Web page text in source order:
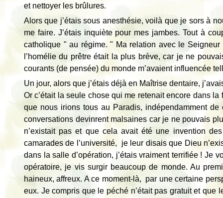
et nettoyer les brûlures.
Alors que j’étais sous anesthésie, voilà que je sors à
me faire. J’étais inquiète pour mes jambes. Tout à
catholique " au régime. " Ma relation avec le
l’homélie du prêtre était la plus brève, car je ne
courants (de pensée) du monde m’avaient influencée
Un jour, alors que j’étais déjà en Maîtrise dentaire,
Or c’était la seule chose qui me retenait encore dans
que nous irions tous au Paradis, indépendamment
conversations devinrent malsaines car je ne pouvais
n’existait pas et que cela avait été une invention
camarades de l’université, je leur disais que Dieu
dans la salle d’opération, j’étais vraiment terrifiée ! Je
opératoire, je vis surgir beaucoup de monde. Au
haineux, affreux. A ce moment-là, par une certaine
eux. Je compris que le péché n’était pas gratuit et que